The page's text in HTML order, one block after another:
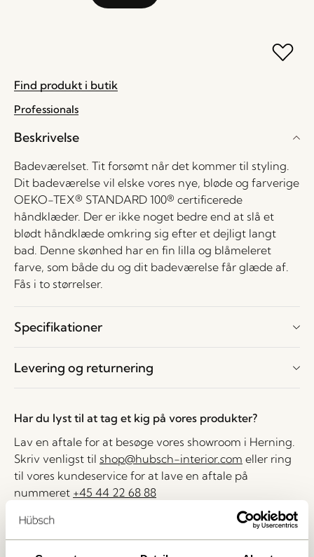
Find produkt i butik
Professionals
Beskrivelse
Badeværelset. Tit forsømt når det kommer til styling.
Dit badeværelse vil elske vores nye, bløde og farverige
OEKO-TEX® STANDARD 100® certificerede
håndklæder. Der er ikke noget bedre end at slå et
blødt håndklæde omkring sig efter et dejligt langt
bad. Denne skønhed har en fin lilla og blåmeleret
farve, som både du og dit badeværelse får glæde af.
Fås i to størrelser.
Specifikationer
Levering og returnering
Har du lyst til at tag et kig på vores produkter?
Lav en aftale for at besøge vores showroom i Herning.
Skriv venligst til shop@hubsch-interior.com eller ring
til vores kundeservice for at lave en aftale på
nummeret +45 44 22 68 88